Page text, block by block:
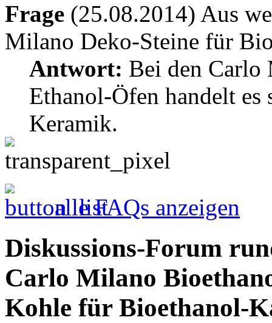
Frage (25.08.2014) Aus
Milano Deko-Steine für
Antwort: Bei den
Ethanol-Öfen handelt es
Keramik.
alle FAQs anzeigen
Diskussions-Forum
Carlo Milano
Kohle für Bioethanol-